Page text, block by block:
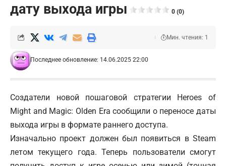
дату выхода игры
0 (0)
Последнее обновление: 14.06.2025 22:00
Мин. чтения: 1
Создатели новой пошаговой стратегии Heroes of
Might and Magic: Olden Era сообщили о переносе даты
выхода игры в формате раннего доступа.
Изначально проект должен был появиться в Steam
летом текущего года. Теперь пользователи смогут